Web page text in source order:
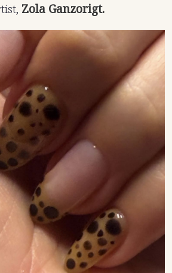
Zola Ganzorigt.